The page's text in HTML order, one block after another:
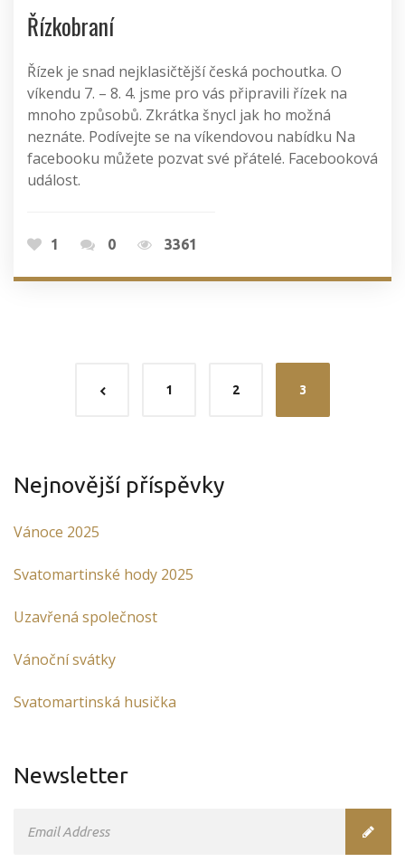
Řízkobraní
Řízek je snad nejklasičtější česká pochoutka. O
víkendu 7. – 8. 4. jsme pro vás připravili řízek na
mnoho způsobů. Zkrátka šnycl jak ho možná
neznáte. Podívejte se na víkendovou nabídku Na
facebooku můžete pozvat své přátelé. Facebooková
událost.
1 0 3361
1 2 3
Nejnovější příspěvky
Vánoce 2025
Svatomartinské hody 2025
Uzavřená společnost
Vánoční svátky
Svatomartinská husička
Newsletter